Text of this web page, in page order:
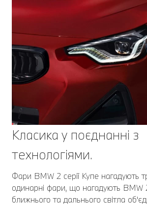
Класика у поєднанні з
технологіями.
Фари BMW 2 серії Купе нагадують
одинарні фари, що нагадують
ближнього та дальнього світла